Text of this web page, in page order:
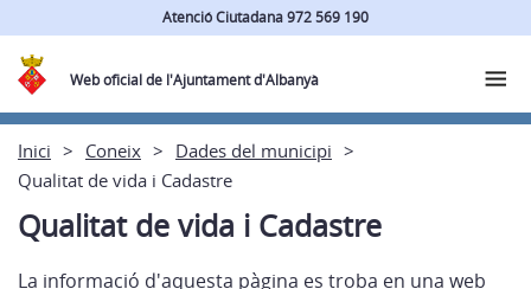
Atenció Ciutadana 972 569 190
Web oficial de l'Ajuntament d'Albanyà
Inici Coneix
Dades del municipi
Qualitat de vida i Cadastre
Qualitat de vida i Cadastre
La informació d'aquesta pàgina es troba en una web